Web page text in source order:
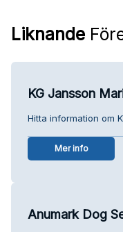
Liknande
KG Jansson
Hitta information om
Mer info
Anumark Dog